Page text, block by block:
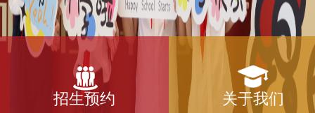
招生预约 关于我们